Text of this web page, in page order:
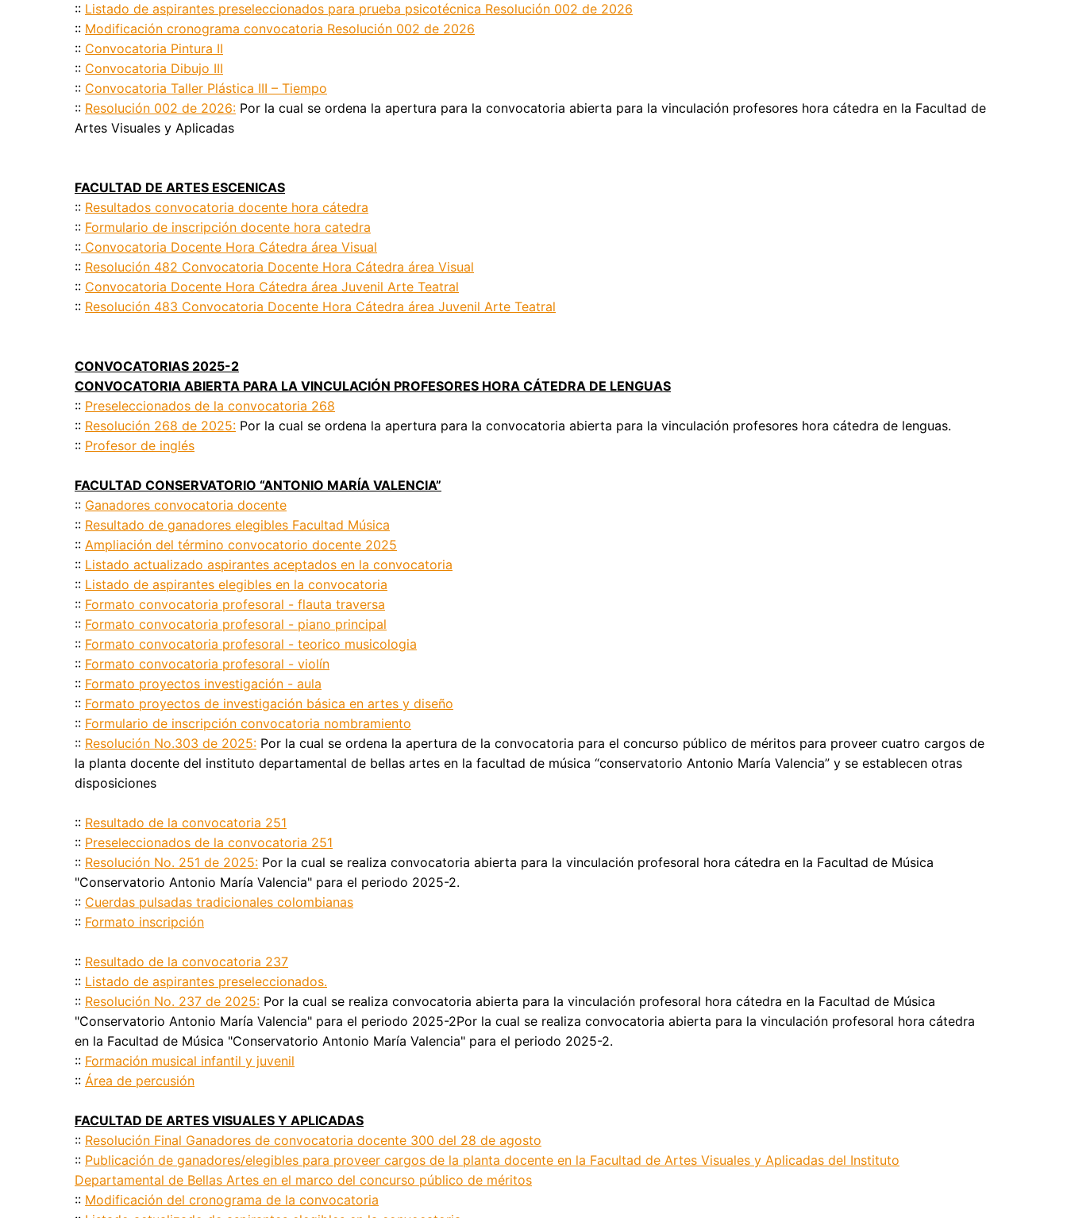
:: Listado de aspirantes preseleccionados para prueba psicotécnica Resolución 002 de 2026
:: Modificación cronograma convocatoria Resolución 002 de 2026
:: Convocatoria Pintura II
:: Convocatoria Dibujo III
:: Convocatoria Taller Plástica III – Tiempo
:: Resolución 002 de 2026: Por la cual se ordena la apertura para la convocatoria abierta para la vinculación profesores hora cátedra en la Facultad de
Artes Visuales y Aplicadas
FACULTAD DE ARTES ESCENICAS
:: Resultados convocatoria docente hora cátedra
:: Formulario de inscripción docente hora catedra
:: Convocatoria Docente Hora Cátedra área Visual
:: Resolución 482 Convocatoria Docente Hora Cátedra área Visual
:: Convocatoria Docente Hora Cátedra área Juvenil Arte Teatral
:: Resolución 483 Convocatoria Docente Hora Cátedra área Juvenil Arte Teatral
CONVOCATORIAS 2025-2
CONVOCATORIA ABIERTA PARA LA VINCULACIÓN PROFESORES HORA CÁTEDRA DE LENGUAS
:: Preseleccionados de la convocatoria 268
:: Resolución 268 de 2025: Por la cual se ordena la apertura para la convocatoria abierta para la vinculación profesores hora cátedra de lenguas.
:: Profesor de inglés
FACULTAD CONSERVATORIO “ANTONIO MARÍA VALENCIA”
:: Ganadores convocatoria docente
:: Resultado de ganadores elegibles Facultad Música
:: Ampliación del término convocatorio docente 2025
:: Listado actualizado aspirantes aceptados en la convocatoria
:: Listado de aspirantes elegibles en la convocatoria
:: Formato convocatoria profesoral - flauta traversa
:: Formato convocatoria profesoral - piano principal
:: Formato convocatoria profesoral - teorico musicologia
:: Formato convocatoria profesoral - violín
:: Formato proyectos investigación - aula
:: Formato proyectos de investigación básica en artes y diseño
:: Formulario de inscripción convocatoria nombramiento
:: Resolución No.303 de 2025: Por la cual se ordena la apertura de la convocatoria para el concurso público de méritos para proveer cuatro cargos de
la planta docente del instituto departamental de bellas artes en la facultad de música “conservatorio Antonio María Valencia” y se establecen otras
disposiciones
:: Resultado de la convocatoria 251
:: Preseleccionados de la convocatoria 251
:: Resolución No. 251 de 2025: Por la cual se realiza convocatoria abierta para la vinculación profesoral hora cátedra en la Facultad de Música
"Conservatorio Antonio María Valencia" para el periodo 2025-2.
:: Cuerdas pulsadas tradicionales colombianas
:: Formato inscripción
:: Resultado de la convocatoria 237
:: Listado de aspirantes preseleccionados.
:: Resolución No. 237 de 2025: Por la cual se realiza convocatoria abierta para la vinculación profesoral hora cátedra en la Facultad de Música
"Conservatorio Antonio María Valencia" para el periodo 2025-2Por la cual se realiza convocatoria abierta para la vinculación profesoral hora cátedra
en la Facultad de Música "Conservatorio Antonio María Valencia" para el periodo 2025-2.
:: Formación musical infantil y juvenil
:: Área de percusión
FACULTAD DE ARTES VISUALES Y APLICADAS
:: Resolución Final Ganadores de convocatoria docente 300 del 28 de agosto
:: Publicación de ganadores/elegibles para proveer cargos de la planta docente en la Facultad de Artes Visuales y Aplicadas del Instituto
Departamental de Bellas Artes en el marco del concurso público de méritos
:: Modificación del cronograma de la convocatoria